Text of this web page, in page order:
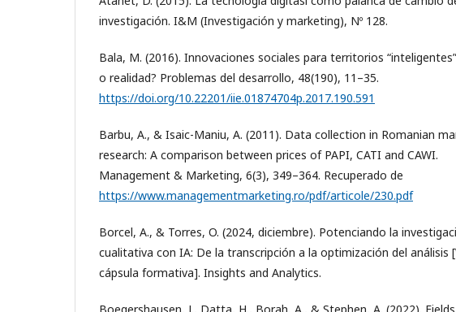
investigación. I&M (Investigación y marketing), Nº 128.
Bala, M. (2016). Innovaciones sociales para territorios
o realidad? Problemas del desarrollo, 48(190), 11–35.
https://doi.org/10.22201/iie.01874704p.2017.190.591
Barbu, A., & Isaic-Maniu, A. (2011). Data collection in Romanian
research: A comparison between prices of PAPI, CATI and CAWI.
Management & Marketing, 6(3), 349–364. Recuperado de
https://www.managementmarketing.ro/pdf/articole/230.pdf
Borcel, A., & Torres, O. (2024, diciembre). Potenciando la
cualitativa con IA: De la transcripción a la optimización del análisis
cápsula formativa]. Insights and Analytics.